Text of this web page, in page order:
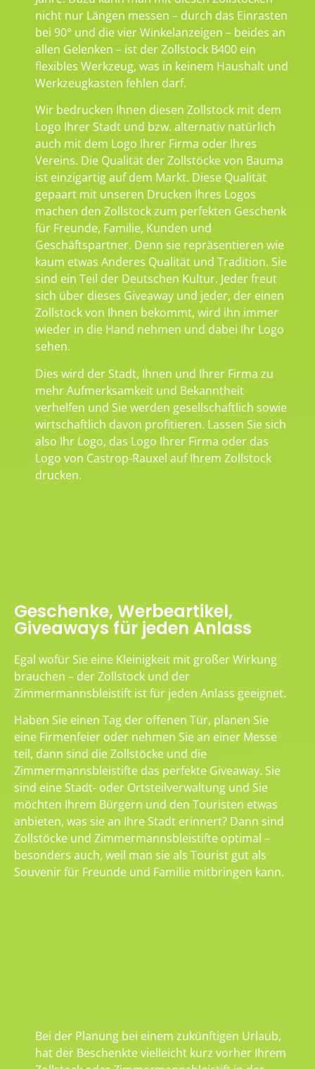
nicht nur Längen messen – durch das Einrasten
bei 90° und die vier Winkelanzeigen – beides an
allen Gelenken – ist der Zollstock B400 ein
flexibles Werkzeug, was in keinem Haushalt und
Werkzeugkasten fehlen darf.
Wir bedrucken Ihnen diesen Zollstock mit dem
Logo Ihrer Stadt und bzw. alternativ natürlich
auch mit dem Logo Ihrer Firma oder Ihres
Vereins. Die Qualität der Zollstöcke von Bauma
ist einzigartig auf dem Markt. Diese Qualität
gepaart mit unseren Drucken Ihres Logos
machen den Zollstock zum perfekten Geschenk
für Freunde, Familie, Kunden und
Geschäftspartner. Denn sie repräsentieren wie
kaum etwas Anderes Qualität und Tradition. Sie
sind ein Teil der Deutschen Kultur. Jeder freut
sich über dieses Giveaway und jeder, der einen
Zollstock von Ihnen bekommt, wird ihn immer
wieder in die Hand nehmen und dabei Ihr Logo
sehen.
Dies wird der Stadt, Ihnen und Ihrer Firma zu
mehr Aufmerksamkeit und Bekanntheit
verhelfen und Sie werden gesellschaftlich sowie
wirtschaftlich davon profitieren. Lassen Sie sich
also Ihr Logo, das Logo Ihrer Firma oder das
Logo von Castrop-Rauxel auf Ihrem Zollstock
drucken.
Geschenke, Werbeartikel,
Giveaways für jeden Anlass
Egal wofür Sie eine Kleinigkeit mit großer Wirkung
brauchen – der Zollstock und der
Zimmermannsbleistift ist für jeden Anlass geeignet.
Haben Sie einen Tag der offenen Tür, planen Sie
eine Firmenfeier oder nehmen Sie an einer Messe
teil, dann sind die Zollstöcke und die
Zimmermannsbleistifte das perfekte Giveaway. Sie
sind eine Stadt- oder Ortsteilverwaltung und Sie
möchten Ihrem Bürgern und den Touristen etwas
anbieten, was sie an Ihre Stadt erinnert? Dann sind
Zollstöcke und Zimmermannsbleistifte optimal –
besonders auch, weil man sie als Tourist gut als
Souvenir für Freunde und Familie mitbringen kann.
Bei der Planung bei einem zukünftigen Urlaub,
hat der Beschenkte vielleicht kurz vorher Ihrem